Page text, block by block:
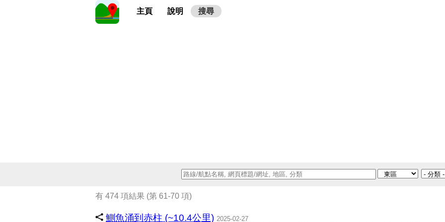
主頁 說明 搜尋
有 474 項結果 (第 61-70 項)
鰂魚涌到赤柱 (~10.4公里) 2025-02-27